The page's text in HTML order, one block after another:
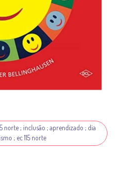
norte ; inclusão ; aprendizado ; dia
; ec 115 norte